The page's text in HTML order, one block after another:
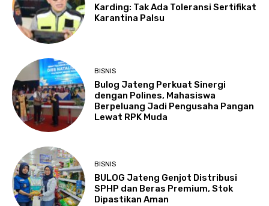
Karding: Tak Ada Toleransi Sertifikat
Karantina Palsu
BISNIS
Bulog Jateng Perkuat Sinergi
dengan Polines, Mahasiswa
Berpeluang Jadi Pengusaha Pangan
Lewat RPK Muda
BISNIS
BULOG Jateng Genjot Distribusi
SPHP dan Beras Premium, Stok
Dipastikan Aman